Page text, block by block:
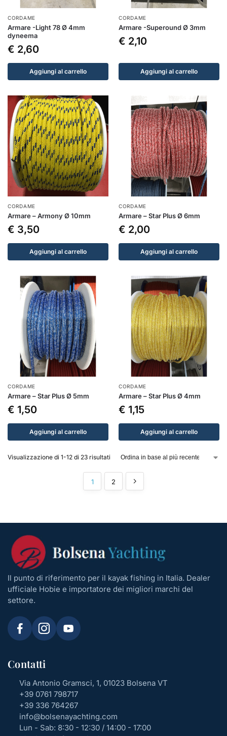
CORDAME
Armare -Light 78 Ø 4mm
dyneema
€ 2,60
Aggiungi al carrello
CORDAME
Armare -Superound Ø 3mm
€ 2,10
Aggiungi al carrello
CORDAME
Armare – Armony Ø 10mm
€ 3,50
Aggiungi al carrello
CORDAME
Armare – Star Plus Ø 6mm
€ 2,00
Aggiungi al carrello
CORDAME
Armare – Star Plus Ø 5mm
€ 1,50
Aggiungi al carrello
CORDAME
Armare – Star Plus Ø 4mm
€ 1,15
Aggiungi al carrello
Visualizzazione di 1-12 di 23 risultati
1 2
Il punto di riferimento per il kayak fishing in Italia. Dealer
ufficiale Hobie e importatore dei migliori marchi del
settore.
Contatti
Via Antonio Gramsci, 1, 01023 Bolsena VT
+39 0761 798717
+39 336 764267
info@bolsenayachting.com
Lun - Sab: 8:30 - 12:30 / 14:00 - 17:00